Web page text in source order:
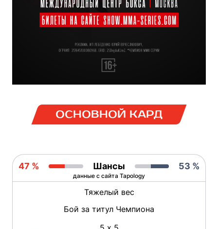
ОСНОВНОЙ КАРД
47 % Шансы 53 %
данные с сайта Tapology
Тяжелый вес
Бой за титул Чемпиона